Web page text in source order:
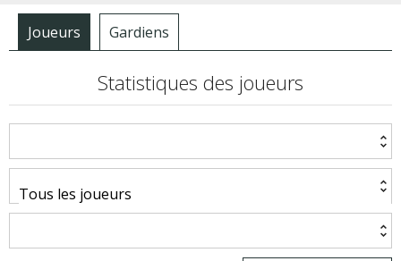
Joueurs Gardiens
Statistiques des joueurs